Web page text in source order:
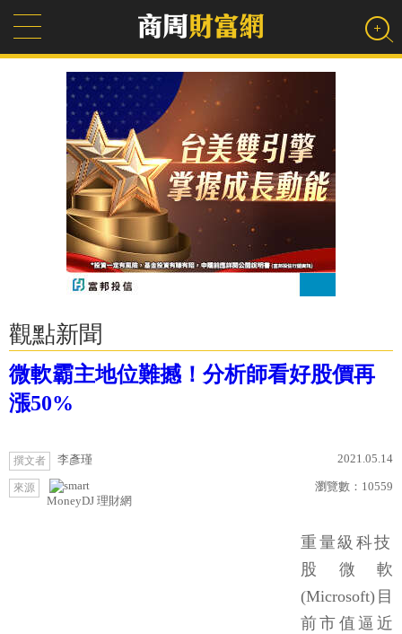
觀點新聞
微軟霸主地位難撼！分析師看好股價再
漲50%
撰文者 李彥瑾 2021.05.14
來源
MoneyDJ 理財網
瀏覽數： 10559
重量級科技
股微軟
(Microsoft)目
前市值逼近